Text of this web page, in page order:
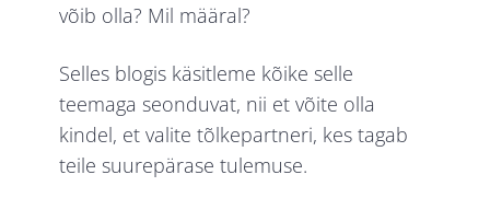
võib olla? Mil määral?
Selles blogis käsitleme kõike selle
teemaga seonduvat, nii et võite olla
kindel, et valite tõlkepartneri, kes tagab
teile suurepärase tulemuse.